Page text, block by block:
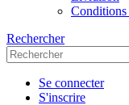
Conditions
Rechercher
Se connecter
S'inscrire